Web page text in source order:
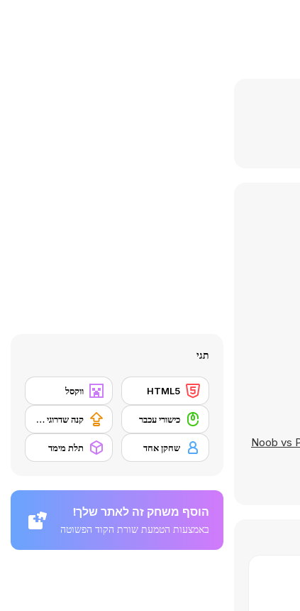
Noob vs
תגי
HTML5 ווקסל
כישורי עכבר קנה שדרוגי ציוד
שחקן אחד תלת מימד
הוסף משחק זה לאתר שלך!
באמצעות הטמעת שורת הקוד הפשוטה